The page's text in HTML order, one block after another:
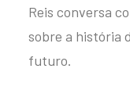
Reis conversa
sobre a história
futuro.